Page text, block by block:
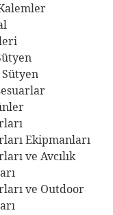
Ekipmanları
ve Avcılık
ve Outdoor